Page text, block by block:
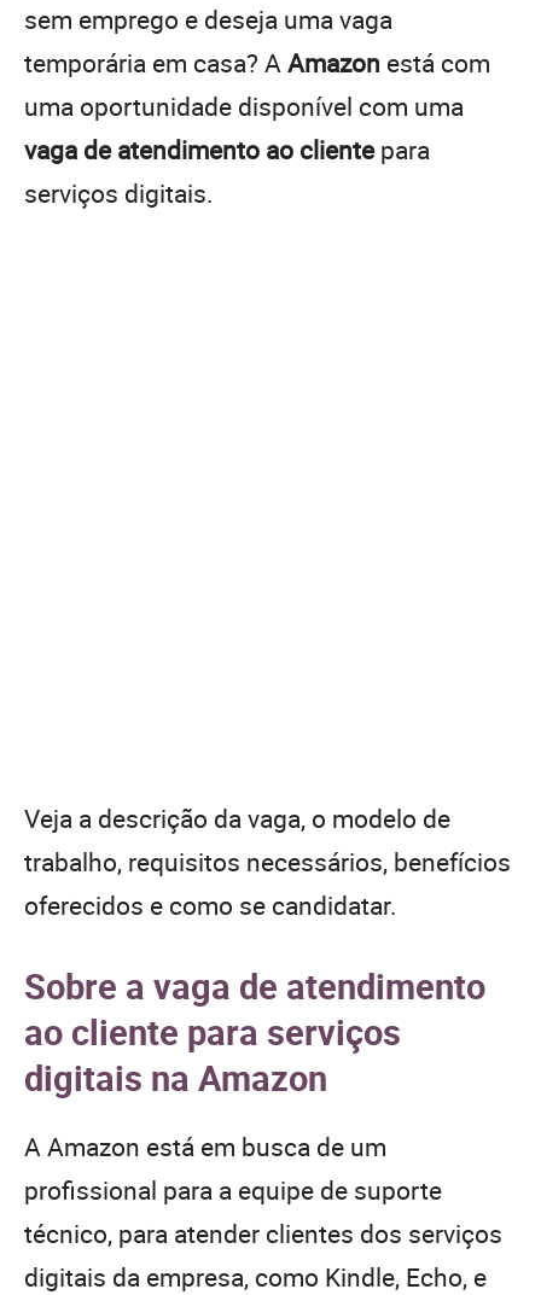
sem emprego e deseja uma vaga
temporária em casa? A Amazon está com
uma oportunidade disponível com uma
vaga de atendimento ao clientepara
serviços digitais.
Veja a descrição da vaga, o modelo de
trabalho, requisitos necessários, benefícios
oferecidos e como se candidatar.
Sobre a vaga de atendimento
ao cliente para serviços
digitais na Amazon
A Amazon está em busca de um
profissional para a equipe de suporte
técnico, para atender clientes dos serviços
digitais da empresa, como Kindle, Echo, e